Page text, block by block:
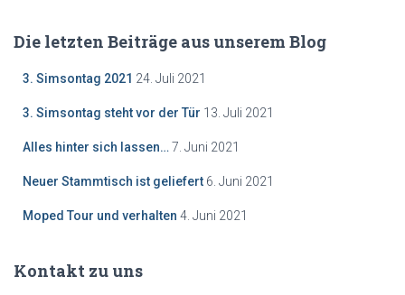
Die letzten Beiträge aus unserem Blog
3. Simsontag 2021 24. Juli 2021
3. Simsontag steht vor der Tür 13. Juli 2021
Alles hinter sich lassen… 7. Juni 2021
Neuer Stammtisch ist geliefert 6. Juni 2021
Moped Tour und verhalten 4. Juni 2021
Kontakt zu uns